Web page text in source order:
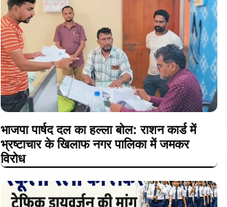
भाजपा पार्षद दल का हल्ला बोल: राशन कार्ड में
भ्रष्टाचार के खिलाफ नगर पालिका में जमकर
विरोध